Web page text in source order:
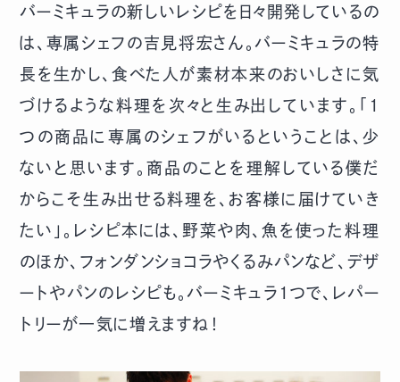
バーミキュラの新しいレシピを日々開発しているの
は、専属シェフの吉見将宏さん。バーミキュラの特
長を生かし、食べた人が素材本来のおいしさに気
づけるような料理を次々と生み出しています。「1
つの商品に専属のシェフがいるということは、少
ないと思います。商品のことを理解している僕だ
からこそ生み出せる料理を、お客様に届けていき
たい」。レシピ本には、野菜や肉、魚を使った料理
のほか、フォンダンショコラやくるみパンなど、デザ
ートやパンのレシピも。バーミキュラ1つで、レパー
トリーが一気に増えますね！